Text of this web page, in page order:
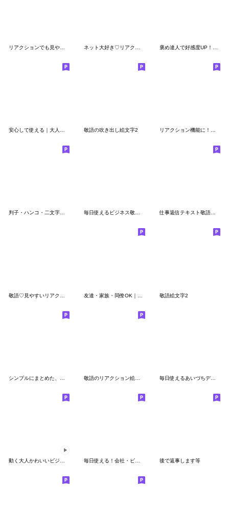
敬語の吹き出し絵文字2
判子・ハンコ・二文字・四角・絵文字 毎日使えるビジネス敬語リスト 仕事返信テキスト敬語リアクション絵文字14
敬語絵文字2
毎日使えるあいづちデカ文字㉚
動く大人かわいいビジネス絵文字 毎日使える！会社・ビジネス向け絵文字2 黒 後で返事します等